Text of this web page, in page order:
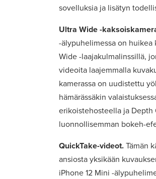
sovelluksia ja lisätyn
Ultra Wide -
-älypuhelimessa on huikea
Wide -laajakulmalinssillä,
videoita laajemmalla
kamerassa on uudistettu
hämärässäkin
erikoistehosteella ja
luonnollisemman bokeh-
QuickTake-videot. Tämän
ansiosta yksikään
iPhone 12 Mini -